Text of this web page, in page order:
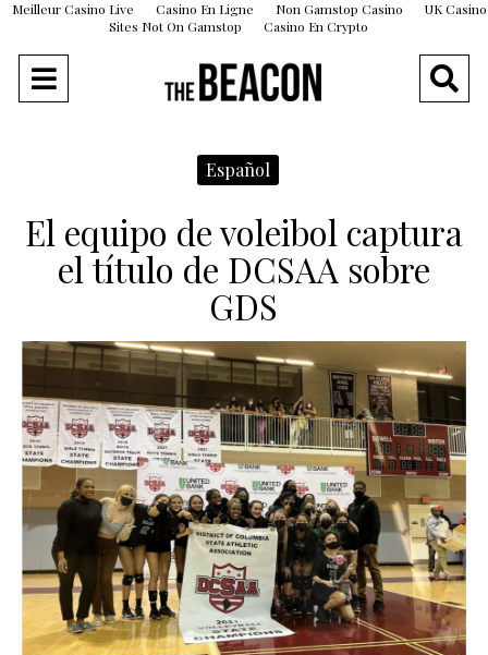
Meilleur Casino Live Casino En Ligne Non Gamstop Casino
UK Casino
Sites Not On Gamstop
Casino En Crypto
Español
El equipo de voleibol captura
el título de DCSAA sobre
GDS